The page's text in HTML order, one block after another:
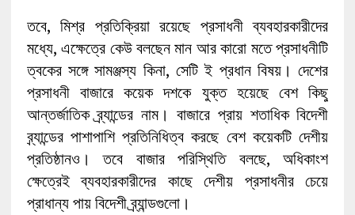
তবে, মিশ্র প্রতিক্রিয়া রয়েছে প্রসাধনী ব্যবহারকারীদের
মধ্যে, এক্ষেত্রে কেউ বলছেন মান আর কারো মতে প্রসাধনীটি
ত্বকের সঙ্গে সামঞ্জস্য কিনা, সেটি ই প্রধান বিষয়। দেশের
প্রসাধনী বাজারে কয়েক দশকে যুক্ত হয়েছে বেশ কিছু
আন্তর্জাতিক ব্র্যান্ডের নাম। বাজারে প্রায় শতাধিক বিদেশী
ব্র্যান্ডের পাশাপাশি প্রতিনিধিত্ব করছে বেশ কয়েকটি দেশীয়
প্রতিষ্ঠানও। তবে বাজার পরিস্থিতি বলছে, অধিকাংশ
ক্ষেত্রেই ব্যবহারকারীদের কাছে দেশীয় প্রসাধনীর চেয়ে
প্রাধান্য পায় বিদেশী ব্র্যান্ডগুলো।